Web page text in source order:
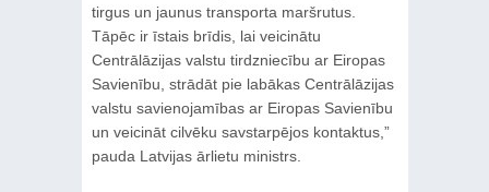
tirgus un jaunus transporta maršrutus.
Tāpēc ir īstais brīdis, lai veicinātu
Centrālāzijas valstu tirdzniecību ar Eiropas
Savienību, strādāt pie labākas Centrālāzijas
valstu savienojamības ar Eiropas Savienību
un veicināt cilvēku savstarpējos kontaktus,”
pauda Latvijas ārlietu ministrs.